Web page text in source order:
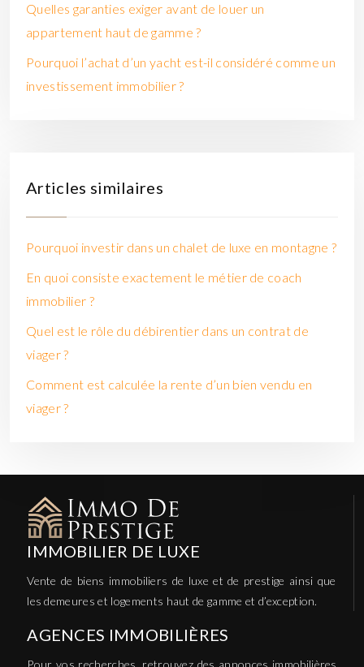
Quelles garanties exiger avant de louer un
appartement haut de gamme ?
Pourquoi l’achat d’un yacht est-il considéré comme un
investissement immobilier ?
Articles similaires
Pourquoi investir dans un chalet de luxe en montagne ?
En quoi consiste exactement le métier de coach
immobilier ?
Quel est le rôle du débirentier dans un contrat de
viager ?
Comment est calculée la rente d’un bien vendu en
viager ?
IMMOBILIER DE LUXE
Vente de biens immobiliers de luxe et de prestige ainsi que
les demeures et logements haut de gamme et d’exception.
AGENCES IMMOBILIÈRES
Pour vos recherches, retrouvez des annonces immobilières